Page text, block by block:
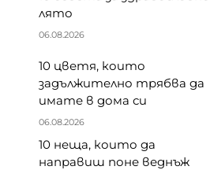
лято
06.08.2026
10 цветя, които
задължително трябва да
имате в дома си
06.08.2026
10 неща, които да
направиш поне веднъж